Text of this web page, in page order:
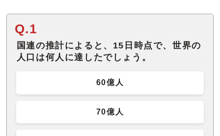
Q.1
国連の推計によると、15日時点で、世界の
人口は何人に達したでしょう。
60億人
70億人